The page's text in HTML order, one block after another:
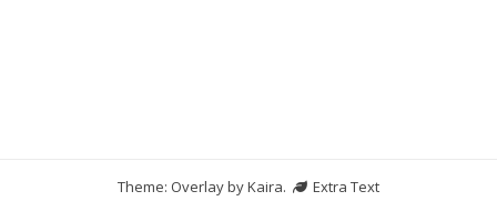
Theme: Overlay byKaira.
Extra Text